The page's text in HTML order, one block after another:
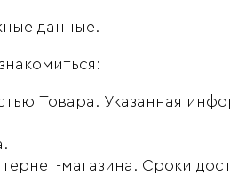
данные.
Товара. Указанная
магазина. Сроки